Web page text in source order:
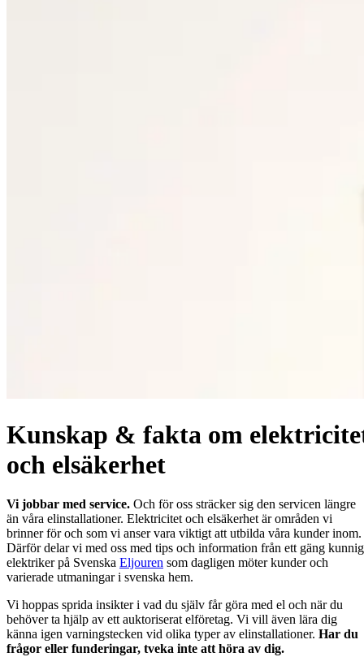
Kunskap & fakta om
och elsäkerhet
Vi jobbar med service. Och för oss sträcker sig den servicen längre
än våra elinstallationer. Elektricitet och elsäkerhet är områden vi
brinner för och som vi anser vara viktigt att utbilda våra kunder inom.
Därför delar vi med oss med tips och information från ett gäng
elektriker på Svenska Eljouren som dagligen möter kunder och
varierade utmaningar i svenska hem.
Vi hoppas sprida insikter i vad du själv får göra med el och när du
behöver ta hjälp av ett auktoriserat elföretag. Vi vill även lära dig
känna igen varningstecken vid olika typer av elinstallationer. Har du
frågor eller funderingar, tveka inte att höra av dig.